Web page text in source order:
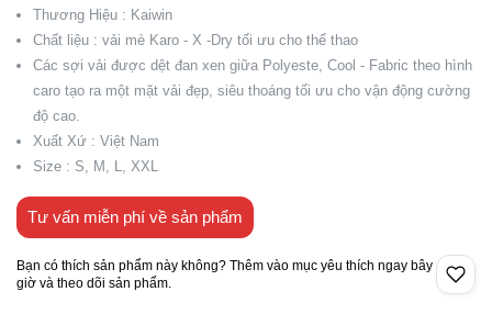
Thương Hiệu : Kaiwin
Chất liệu : vải mè Karo - X -Dry tối ưu cho thể thao
Các sợi vải được dệt đan xen giữa Polyeste, Cool - Fabric theo hình
caro tạo ra một mặt vải đẹp, siêu thoáng tối ưu cho vận động cường
độ cao.
Xuất Xứ : Việt Nam
Size : S, M, L, XXL
Tư vấn miễn phí về sản phẩm
Bạn có thích sản phẩm này không? Thêm vào mục yêu thích ngay bây
giờ và theo dõi sản phẩm.